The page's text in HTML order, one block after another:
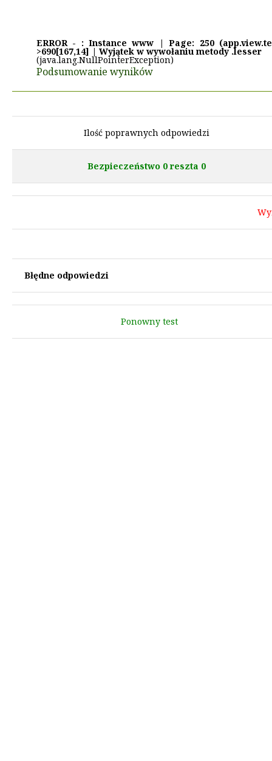
ERROR - : Instance www | Page: 250
>690[167,14] | Wyjątek w wywołaniu metody .lesser
(java.lang.NullPointerException)
Podsumowanie wyników
Ilość poprawnych odpowiedzi
Bezpieczeństwo 0 reszta 0
Błędne odpowiedzi
Ponowny test